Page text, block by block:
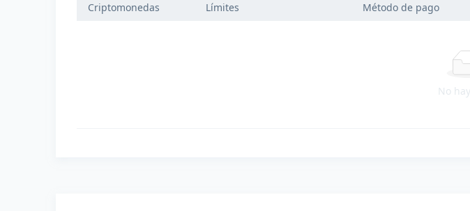
Criptomonedas Límites Método de pago
No